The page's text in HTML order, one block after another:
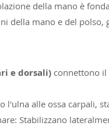
della mano è
della mano e del polso,
e dorsali) connettono il
l'ulna alle ossa carpali,
Stabilizzano